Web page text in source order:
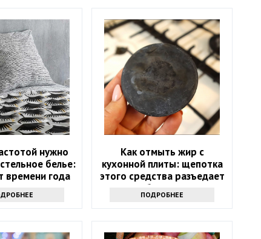
нужно
белье:
времени года
Как отмыть жир с
кухонной плиты: щепотка
этого средства разъедает
любую грязь
ПОДРОБНЕЕ